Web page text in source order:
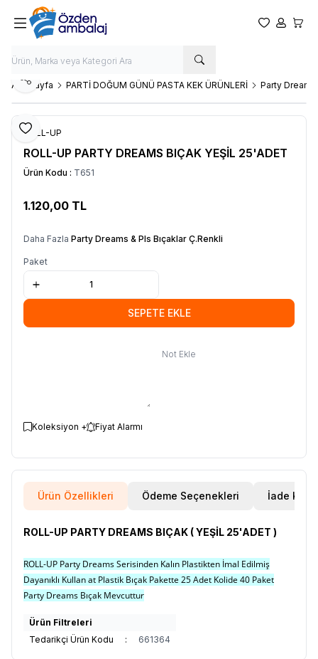
Favorilerim
Hesabım
Ana Sayfa PARTİ DOĞUM GÜNÜ PASTA KEK ÜRÜNLERİ Party Dreams
Favoriye Ekle
Paylaş
ROLL-UP
ROLL-UP PARTY DREAMS BIÇAK YEŞİL 25'ADET
Ürün Kodu : T651
1.120,00 TL
Daha Fazla Party Dreams & Pls Bıçaklar Ç.Renkli
Paket
SEPETE EKLE
Not Ekle
Koleksiyon + Fiyat Alarmı
Ürün Özellikleri Ödeme Seçenekleri İade
ROLL-UP PARTY DREAMS BIÇAK ( YEŞİL 25'ADET )
ROLL-UP Party Dreams Serisinden Kalın Plastikten İmal Edilmiş
Dayanıklı Kullan at Plastik Bıçak Pakette 25 Adet Kolide 40 Paket
Party Dreams Bıçak Mevcuttur
Ürün Filtreleri
Tedarikçi Ürün Kodu
: 661364